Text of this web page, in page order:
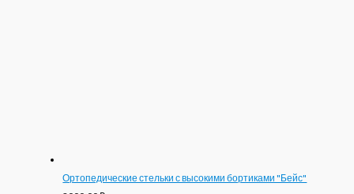
Ортопедические стельки с высокими бортиками "Бейс"